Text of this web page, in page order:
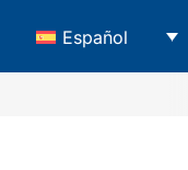
Español